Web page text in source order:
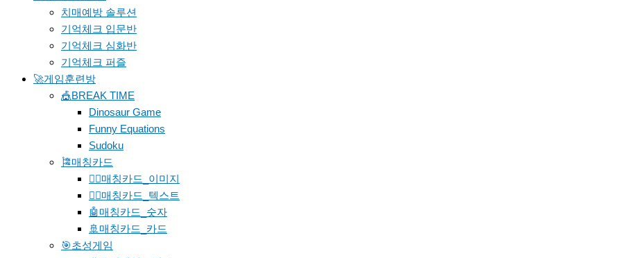
치매예방 솔루션
기억체크 입문반
기억체크 심화반
기억체크 퍼즐
🚀게임훈련방
🎪BREAK TIME
Dinosaur Game
Funny Equations
Sudoku
🎏매칭카드
🐱‍🚀매칭카드_이미지
🐱‍👓매칭카드_텍스트
🤖매칭카드_숫자
🚢매칭카드_카드
🎯초성게임